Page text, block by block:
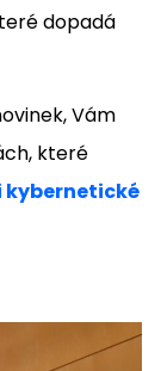
dopadá
Vám
které
kybernetické